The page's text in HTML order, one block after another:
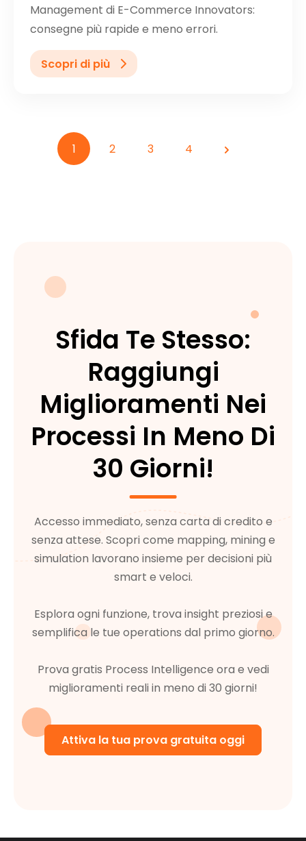
Management di E-Commerce Innovators:
consegne più rapide e meno errori.
Scopri di più
1 2 3 4
Avanti
Sfida Te Stesso:
Raggiungi
Miglioramenti Nei
Processi In Meno Di
30 Giorni!
Accesso immediato, senza carta di credito e
senza attese. Scopri come mapping, mining e
simulation lavorano insieme per decisioni più
smart e veloci.
Esplora ogni funzione, trova insight preziosi e
semplifica le tue operations dal primo giorno.
Prova gratis Process Intelligence ora e vedi
miglioramenti reali in meno di 30 giorni!
Attiva la tua prova gratuita oggi